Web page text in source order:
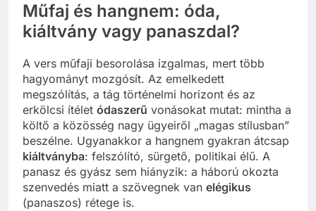
Műfaj és hangnem: óda,
kiáltvány vagy panaszdal?
A vers műfaji besorolása izgalmas, mert több
hagyományt mozgósít. Az emelkedett
megszólítás, a tág történelmi horizont és az
erkölcsi ítélet ódaszerű vonásokat mutat: mintha a
költő a közösség nagy ügyeiről „magas stílusban”
beszélne. Ugyanakkor a hangnem gyakran átcsap
kiáltványba: felszólító, sürgető, politikai élű. A
panasz és gyász sem hiányzik: a háború okozta
szenvedés miatt a szövegnek van elégikus
(panaszos) rétege is.